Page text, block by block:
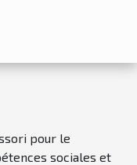
pour le
sociales et